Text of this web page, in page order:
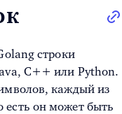
строки
C++ или Python.
каждый из
он может быть